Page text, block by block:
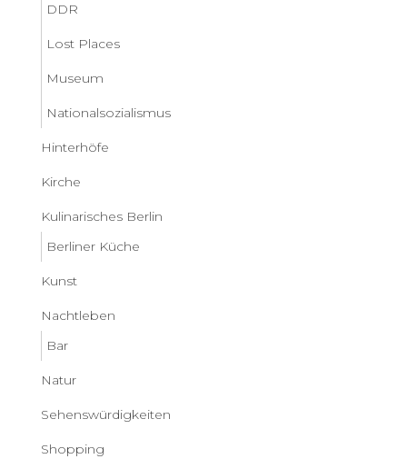
DDR
Lost Places
Museum
Nationalsozialismus
Hinterhöfe
Kirche
Kulinarisches Berlin
Berliner Küche
Kunst
Nachtleben
Bar
Natur
Sehenswürdigkeiten
Shopping